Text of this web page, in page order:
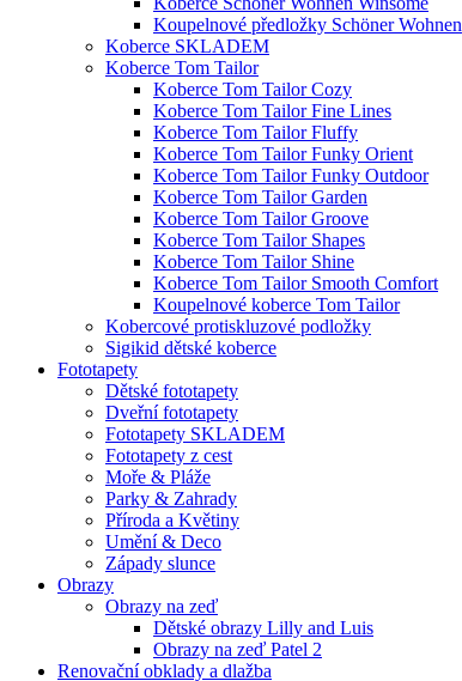
Koupelnové předložky Schöner Wohnen
Koberce SKLADEM
Koberce Tom Tailor
Koberce Tom Tailor Cozy
Koberce Tom Tailor Fine Lines
Koberce Tom Tailor Fluffy
Koberce Tom Tailor Funky Orient
Koberce Tom Tailor Funky Outdoor
Koberce Tom Tailor Garden
Koberce Tom Tailor Groove
Koberce Tom Tailor Shapes
Koberce Tom Tailor Shine
Koberce Tom Tailor Smooth Comfort
Koupelnové koberce Tom Tailor
Kobercové protiskluzové podložky
Sigikid dětské koberce
Fototapety
Dětské fototapety
Dveřní fototapety
Fototapety SKLADEM
Fototapety z cest
Moře & Pláže
Parky & Zahrady
Příroda a Květiny
Umění & Deco
Západy slunce
Obrazy
Obrazy na zeď
Dětské obrazy Lilly and Luis
Obrazy na zeď Patel 2
Renovační obklady a dlažba